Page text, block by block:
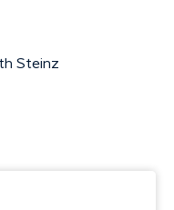
Steinz